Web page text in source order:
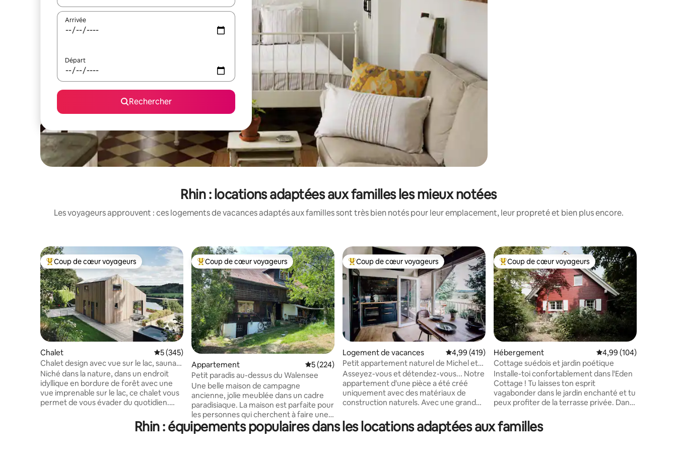
Arrivée
Départ
Rechercher
Rhin : locations adaptées aux familles les mieux notées
Les voyageurs approuvent : ces logements de vacances adaptés aux familles sont très bien notés pour leur emplacement, leur propreté et bien plus encore.
Coups de cœur voyageurs les plus appréciés
Coup de cœur voyageurs
Chalet Évaluation moyenne sur la base de 345 commentaires : 5 sur 5
5 (345)
Chalet design avec vue sur le lac, sauna,
cheminée et jacuzzi
Niché dans la nature, dans un endroit
idyllique en bordure de forêt avec une
vue imprenable sur le lac, ce chalet vous
permet de vous évader du quotidien.
du lac et profitez d'une balade à vélo
avec nos vélos électriques. Quand il fait
Coups de cœur voyageurs les plus appréciés
Coup de cœur voyageurs
Appartement Évaluation moyenne sur la base de 224 commentaires : 5 sur 5
5 (224)
Petit paradis au-dessus du Walensee
Une belle maison de campagne
ancienne, jolie meublée dans un cadre
paradisiaque. La maison est parfaite pour
les personnes qui cherchent à faire une
pause dans le grand monde bruyant ou
qui aimeraient découvrir les belles
Coups de cœur voyageurs les plus appréciés
Coup de cœur voyageurs
Logement de vacances Évaluation moyenne sur la base de 419 commentaires : 4,99 sur 5
4,99 (419)
Petit appartement naturel de Michel et
sauna
Asseyez-vous et détendez-vous... Notre
appartement d'une pièce a été créé
uniquement avec des matériaux de
construction naturels. Avec une grande
ici de l'ardoise naturelle et du bois de
chêne. L'intérieur de haute qualité invite
Coups de cœur voyageurs les plus appréciés
Coup de cœur voyageurs
Hébergement Évaluation moyenne
4,99 (104)
Cottage suédois et jardin poétique
Installe-toi confortablement dans l'Eden
Cottage ! Tu laisses ton esprit
vagabonder dans le jardin enchanté et tu
peux profiter de la terrasse privée. Dans
amour, vous vous sentez
immédiatement le bienvenu. La cuisine
Rhin : équipements populaires dans les locations adaptées aux familles